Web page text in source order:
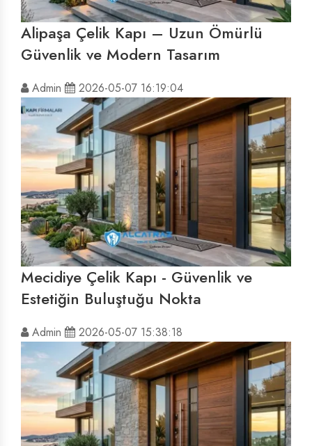
Alipaşa Çelik Kapı – Uzun Ömürlü
Güvenlik ve Modern Tasarım
Admin 2026-05-07 16:19:04
Mecidiye Çelik Kapı - Güvenlik ve
Estetiğin Buluştuğu Nokta
Admin 2026-05-07 15:38:18